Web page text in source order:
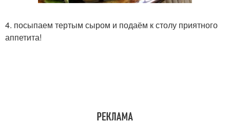
4. посыпаем тертым сыром и подаём к столу приятного
аппетита!